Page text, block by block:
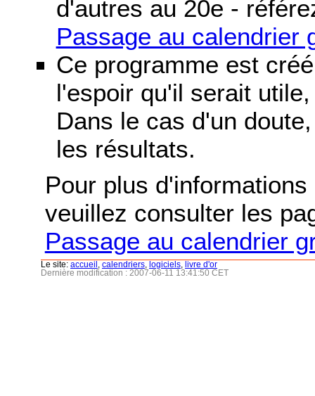
d'autres au 20e -
Passage au calendrier
Ce programme est
l'espoir qu'il serait
Dans le cas d'un
les résultats.
Pour plus
veuillez consulter les
Passage au calendrier
Le site: accueil calendriers logiciels
livre d'or
Dernière modification : 2007-06-11 13:41:50 CET